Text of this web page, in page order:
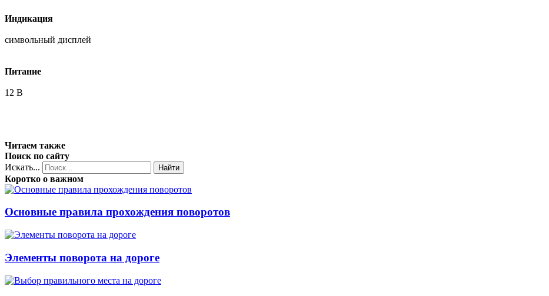
Индикация
символьный дисплей
Питание
12 В
Читаем также
Поиск по сайту
Искать...
Найти
Коротко о важном
Основные правила прохождения поворотов
Элементы поворота на дороге